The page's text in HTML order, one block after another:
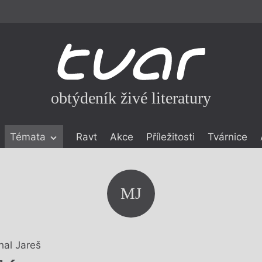
obtýdeník živé literatury
Témata Ravt Akce Příležitosti Tvárnice
MJ
Jareš